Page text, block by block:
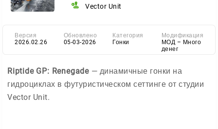
Vector Unit
Версия
2026.02.26
Обновлено
05-03-2026
Категория
Гонки
Модификация
МОД – Много
денег
Riptide GP: Renegade — динамичные гонки на
гидроциклах в футуристическом сеттинге от студии
Vector Unit.